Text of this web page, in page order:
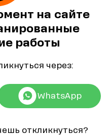
на сайте
работы
через:
WhatsApp
откликнуться?